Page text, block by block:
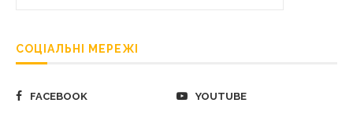
СОЦІАЛЬНІ МЕРЕЖІ
FACEBOOK YOUTUBE